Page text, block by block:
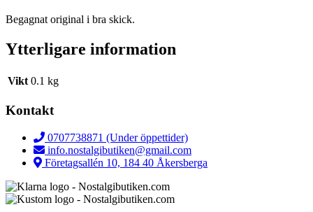
Begagnat original i bra skick.
Ytterligare information
Vikt 0.1 kg
Kontakt
0707738871 (Under öppettider)
info.nostalgibutiken@gmail.com
Företagsallén 10, 184 40 Åkersberga